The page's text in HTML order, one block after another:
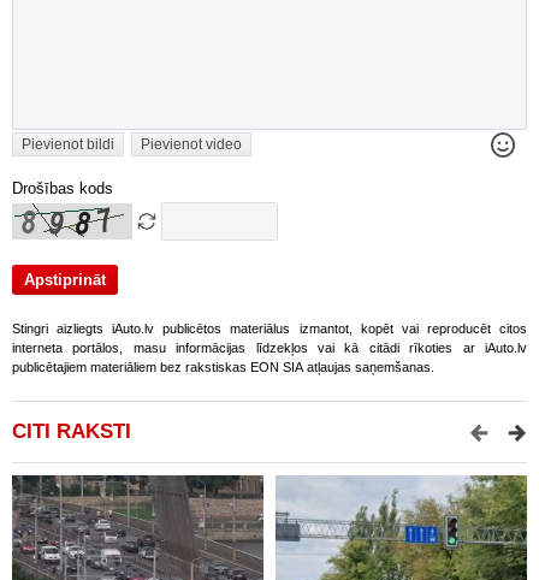
Pievienot bildi Pievienot video
Drošības kods
Stingri aizliegts iAuto.lv publicētos materiālus izmantot, kopēt vai reproducēt citos
interneta portālos, masu informācijas līdzekļos vai kā citādi rīkoties ar iAuto.lv
publicētajiem materiāliem bez rakstiskas EON SIA atļaujas saņemšanas.
CITI RAKSTI